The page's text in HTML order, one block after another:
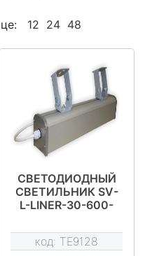
12 24 48
СВЕТОДИОДНЫЙ
СВЕТИЛЬНИК SV-
L-LINER-30-600-
код: TE9128